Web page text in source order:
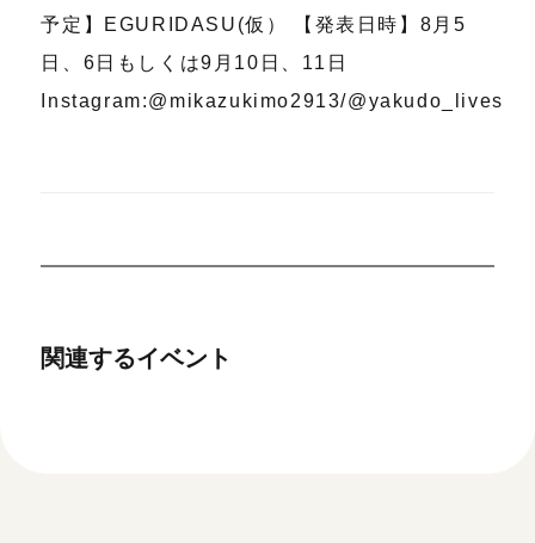
予定】EGURIDASU(仮） 【発表日時】8月5
日、6日もしくは9月10日、11日
Instagram:@mikazukimo2913/@yakudo_lives
関連するイベント